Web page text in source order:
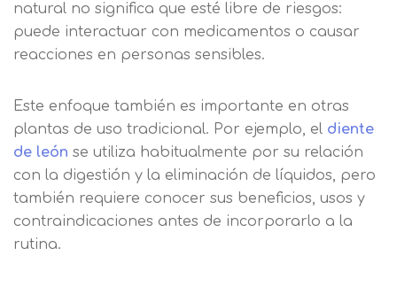
natural no significa que esté libre de riesgos:
puede interactuar con medicamentos o causar
reacciones en personas sensibles.
Este enfoque también es importante en otras
plantas de uso tradicional. Por ejemplo, el diente
de león se utiliza habitualmente por su relación
con la digestión y la eliminación de líquidos, pero
también requiere conocer sus beneficios, usos y
contraindicaciones antes de incorporarlo a la
rutina.